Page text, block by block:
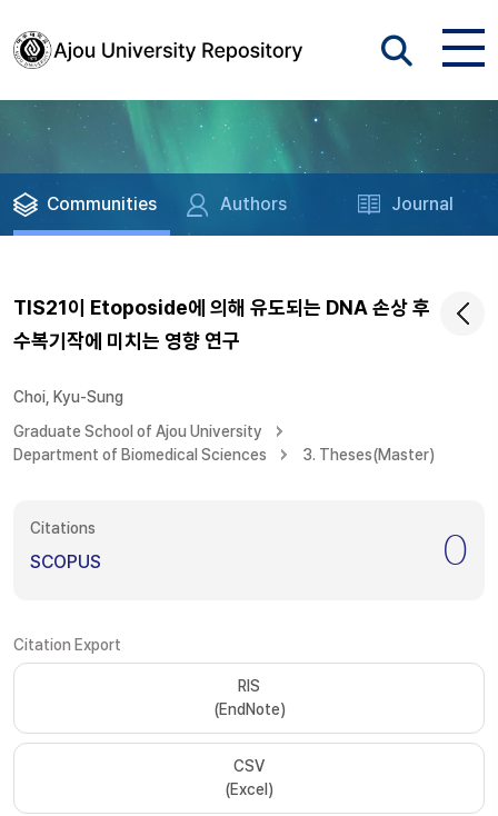
Communities Authors Journal
TIS21이 Etoposide에 의해 유도되는 DNA 손상 후
수복기작에 미치는 영향 연구
Choi, Kyu-Sung
Graduate School of Ajou University
Department of Biomedical Sciences
3. Theses(Master)
Citations
SCOPUS 0
Citation Export
RIS
(EndNote)
CSV
(Excel)